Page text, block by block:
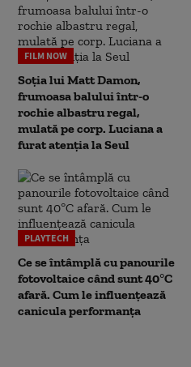
FILM NOW
Soția lui Matt Damon,
frumoasa balului într-o
rochie albastru regal,
mulată pe corp. Luciana a
furat atenția la Seul
PLAYTECH
Ce se întâmplă cu panourile
fotovoltaice când sunt 40°C
afară. Cum le influențează
canicula performanța